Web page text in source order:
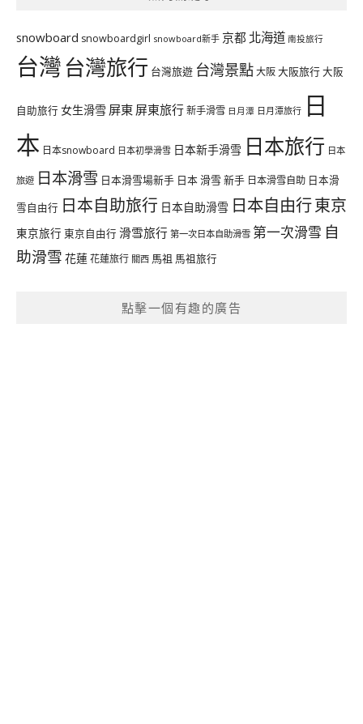
snowboard snowboardgirl snowboard新手 京都 北海道 南投旅行
台灣台灣旅行 台灣旅遊 台灣景點大阪大阪旅行大阪
自助旅行 女生滑雪 屏東 屏東旅行新手滑雪 日月潭 日月潭旅行 日
本 日本snowboard 日本初學滑雪 日本新手滑雪 日本旅行 日本
旅遊 日本滑雪 日本滑雪場新手 日本 滑雪 新手 日本滑雪自助 日本滑
雪自由行 日本自助旅行 日本自助滑雪 日本自由行東京
東京旅行 東京自由行 滑雪旅行 第一次日本自助滑雪 第一次滑雪 自
助滑雪 花蓮花蓮旅行 關西 馬祖 馬祖旅行
點擊一個有趣的廣告